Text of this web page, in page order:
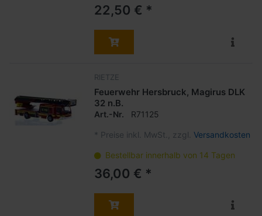
22,50 € *
RIETZE
Feuerwehr Hersbruck, Magirus DLK
32 n.B.
Art.-Nr. R71125
* Preise inkl. MwSt., zzgl. Versandkosten
Bestellbar innerhalb von 14 Tagen
36,00 € *